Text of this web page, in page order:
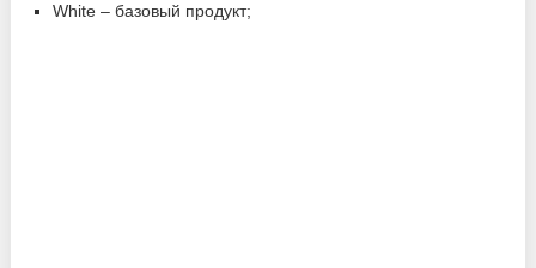
White – базовый продукт;